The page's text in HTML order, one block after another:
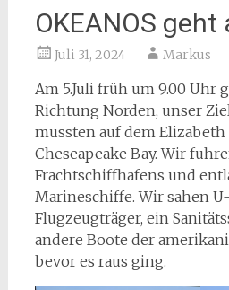
OKEANOS geht
Juli 31, 2024 Markus
Am 5.Juli früh um 9.00 Uhr
Richtung Norden, unser
mussten auf dem
Cheseapeake Bay. Wir
Frachtschiffhafens und
Marineschiffe. Wir sahen
Flugzeugträger, ein
andere Boote der
bevor es raus ging.